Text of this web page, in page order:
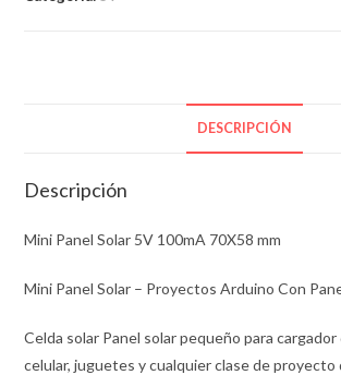
DESCRIPCIÓN
Descripción
Mini Panel Solar 5V 100mA 70X58 mm
Mini Panel Solar – Proyectos Arduino Con
Celda solar Panel solar pequeño para
celular, juguetes y cualquier clase de proyecto